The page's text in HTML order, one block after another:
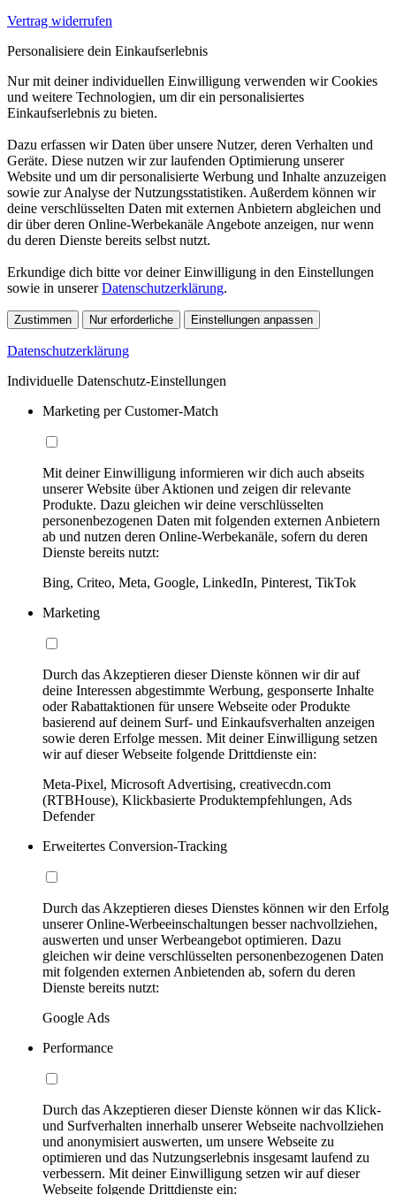
Vertrag widerrufen
Personalisiere dein Einkaufserlebnis
Nur mit deiner individuellen Einwilligung verwenden wir Cookies
und weitere Technologien, um dir ein personalisiertes
Einkaufserlebnis zu bieten.
Dazu erfassen wir Daten über unsere Nutzer, deren Verhalten und
Geräte. Diese nutzen wir zur laufenden Optimierung unserer
Website und um dir personalisierte Werbung und Inhalte anzuzeigen
sowie zur Analyse der Nutzungsstatistiken. Außerdem können wir
deine verschlüsselten Daten mit externen Anbietern abgleichen und
dir über deren Online-Werbekanäle Angebote anzeigen, nur wenn
du deren Dienste bereits selbst nutzt.
Erkundige dich bitte vor deiner Einwilligung in den Einstellungen
sowie in unsererDatenschutzerklärung.
Zustimmen Nur erforderliche Einstellungen anpassen
Datenschutzerklärung
Individuelle Datenschutz-Einstellungen
Marketing per Customer-Match
Mit deiner Einwilligung informieren wir dich auch abseits
unserer Website über Aktionen und zeigen dir relevante
Produkte. Dazu gleichen wir deine verschlüsselten
personenbezogenen Daten mit folgenden externen Anbietern
ab und nutzen deren Online-Werbekanäle, sofern du deren
Dienste bereits nutzt:
Bing, Criteo, Meta, Google, LinkedIn, Pinterest, TikTok
Marketing
Durch das Akzeptieren dieser Dienste können wir dir auf
deine Interessen abgestimmte Werbung, gesponserte Inhalte
oder Rabattaktionen für unsere Webseite oder Produkte
basierend auf deinem Surf- und Einkaufsverhalten anzeigen
sowie deren Erfolge messen. Mit deiner Einwilligung setzen
wir auf dieser Webseite folgende Drittdienste ein:
Meta-Pixel, Microsoft Advertising, creativecdn.com
(RTBHouse), Klickbasierte Produktempfehlungen, Ads
Defender
Erweitertes Conversion-Tracking
Durch das Akzeptieren dieses Dienstes können wir den Erfolg
unserer Online-Werbeeinschaltungen besser nachvollziehen,
auswerten und unser Werbeangebot optimieren. Dazu
gleichen wir deine verschlüsselten personenbezogenen Daten
mit folgenden externen Anbietenden ab, sofern du deren
Dienste bereits nutzt:
Google Ads
Performance
Durch das Akzeptieren dieser Dienste können wir das Klick-
und Surfverhalten innerhalb unserer Webseite nachvollziehen
und anonymisiert auswerten, um unsere Webseite zu
optimieren und das Nutzungserlebnis insgesamt laufend zu
verbessern. Mit deiner Einwilligung setzen wir auf dieser
Webseite folgende Drittdienste ein: